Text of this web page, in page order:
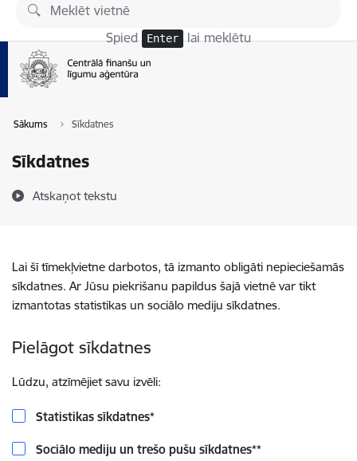
Pāriet uz lapas saturu
Spied Enter lai meklētu
Sākums Sīkdatnes
Sīkdatnes
Atskaņot tekstu
Lai šī tīmekļvietne darbotos, tā izmanto obligāti nepieciešamās
sīkdatnes. Ar Jūsu piekrišanu papildus šajā vietnē var tikt
izmantotas statistikas un sociālo mediju sīkdatnes.
Pielāgot sīkdatnes
Lūdzu, atzīmējiet savu izvēli:
Statistikas sīkdatnes*
Sociālo mediju un trešo pušu sīkdatnes**